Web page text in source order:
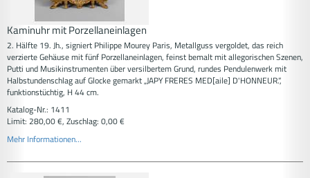
Kaminuhr mit Porzellaneinlagen
2. Hälfte 19. Jh., signiert Philippe Mourey Paris, Metallguss vergoldet, das reich
verzierte Gehäuse mit fünf Porzellaneinlagen, feinst bemalt mit allegorischen Szenen,
Putti und Musikinstrumenten über versilbertem Grund, rundes Pendulenwerk mit
Halbstundenschlag auf Glocke gemarkt „JAPY FRERES MED[aile] D'HONNEUR.“,
funktionstüchtig, H 44 cm.
Katalog-Nr.: 1411
Limit: 280,00 €, Zuschlag: 0,00 €
Mehr Informationen...